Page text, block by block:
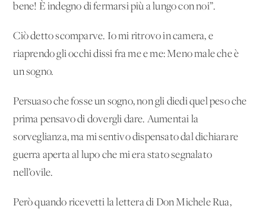
bene! È indegno di fermarsi più a lungo con noi”.
Ciò detto scomparve. Io mi ritrovo in camera, e
riaprendo gli occhi dissi fra me e me: Meno male che è
un sogno.
Persuaso che fosse un sogno, non gli diedi quel peso che
prima pensavo di dovergli dare. Aumentai la
sorveglianza, ma mi sentivo dispensato dal dichiarare
guerra aperta al lupo che mi era stato segnalato
nell’ovile.
Però quando ricevetti la lettera di Don Michele Rua,